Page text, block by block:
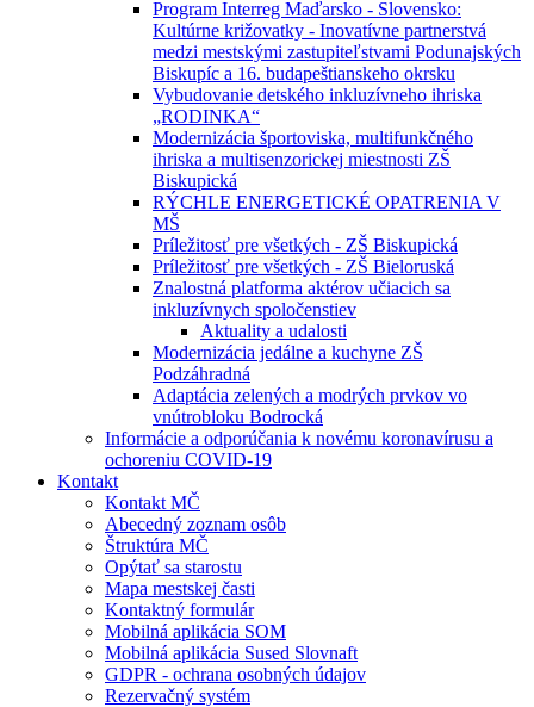
Program Interreg Maďarsko - Slovensko:
Kultúrne križovatky - Inovatívne partnerstvá
medzi mestskými zastupiteľstvami Podunajských
Biskupíc a 16. budapeštianskeho okrsku
Vybudovanie detského inkluzívneho ihriska
„RODINKA“
Modernizácia športoviska, multifunkčného
ihriska a multisenzorickej miestnosti ZŠ
Biskupická
RÝCHLE ENERGETICKÉ OPATRENIA V
MŠ
Príležitosť pre všetkých - ZŠ Biskupická
Príležitosť pre všetkých - ZŠ Bieloruská
Znalostná platforma aktérov učiacich sa
inkluzívnych spoločenstiev
Aktuality a udalosti
Modernizácia jedálne a kuchyne ZŠ
Podzáhradná
Adaptácia zelených a modrých prvkov vo
vnútrobloku Bodrocká
Informácie a odporúčania k novému koronavírusu a
ochoreniu COVID-19
Kontakt
Kontakt MČ
Abecedný zoznam osôb
Štruktúra MČ
Opýtať sa starostu
Mapa mestskej časti
Kontaktný formulár
Mobilná aplikácia SOM
Mobilná aplikácia Sused Slovnaft
GDPR - ochrana osobných údajov
Rezervačný systém